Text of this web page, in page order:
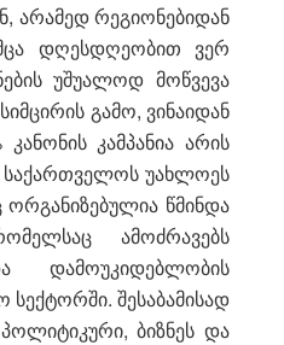
რეგიონებიდან
დღესდღეობით ვერ
უშუალოდ მოწვევა
გამო, ვინაიდან
კამპანია არის
საქართველოს უახლოეს
წმინდა
ამოძრავებს
დამოუკიდებლობის
შესაბამისად
ბიზნეს და